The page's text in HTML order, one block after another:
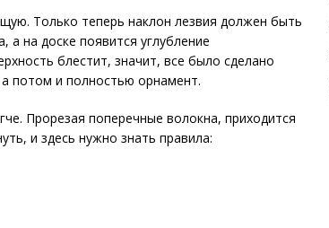
Только теперь наклон лезвия должен быть
на доске появится углубление
блестит, значит, все было сделано
потом и полностью орнамент.
Прорезая поперечные волокна, приходится
и здесь нужно знать правила: